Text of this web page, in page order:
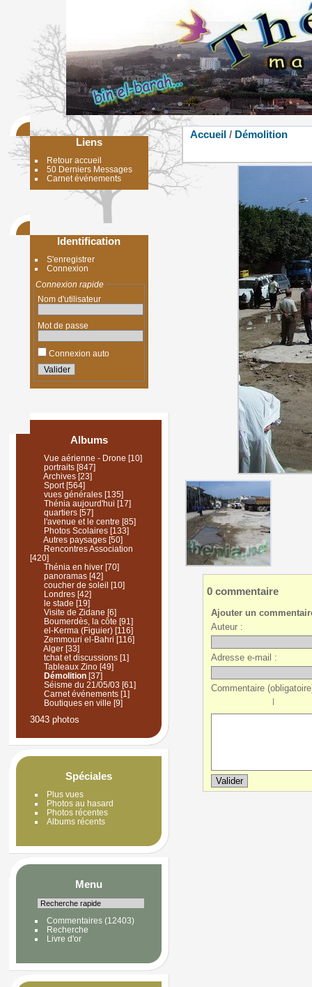
Liens
Retour accueil
50 Derniers Messages
Carnet événements
Identification
S'enregistrer
Connexion
Connexion rapide
Nom d'utilisateur
Mot de passe
Connexion auto
Albums
Vue aérienne - Drone [10]
portraits[847]
Archives [23]
Sport[564]
vues générales[135]
Thénia aujourd'hui [17]
quartiers[57]
l'avenue et le centre [85]
Photos Scolaires[133]
Autres paysages[50]
Rencontres Association
[420]
Thénia en hiver[70]
panoramas[42]
coucher de soleil [10]
Londres[42]
le stade [19]
Visite de Zidane [6]
Boumerdès, la côte [91]
el-Kerma (Figuier)[116]
Zemmouri el-Bahri [116]
Alger[33]
tchat et discussions[1]
Tableaux Zino[49]
Démolition[37]
Séisme du 21/05/03 [61]
Carnet événements[1]
Boutiques en ville [9]
3043 photos
Spéciales
Plus vues
Photos au hasard
Photos récentes
Albums récents
Menu
Commentaires(12403)
Recherche
Livre d'or
Accueil / Démolition
0 commentaire
Ajouter un
Auteur :
Adresse e-mail :
Commentaire
|